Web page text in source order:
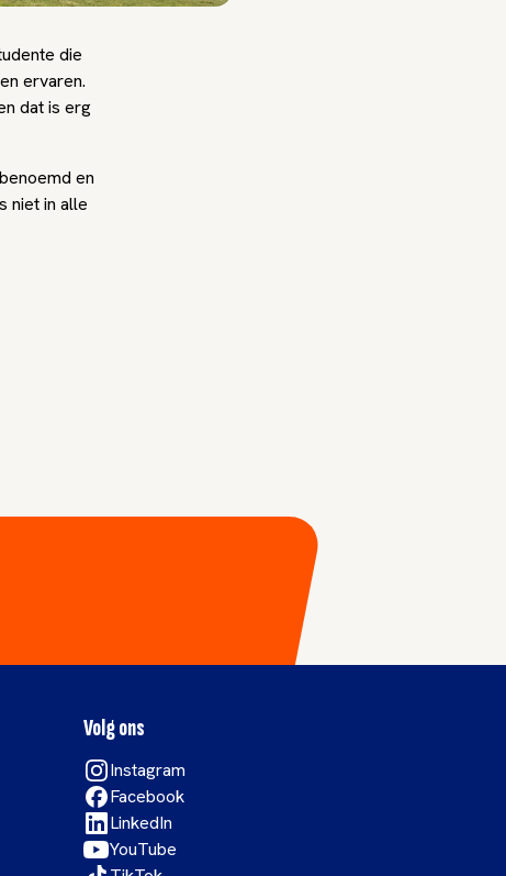
die
ervaren.
dat is erg
en
niet in alle
Volg ons
Instagram
Facebook
LinkedIn
YouTube